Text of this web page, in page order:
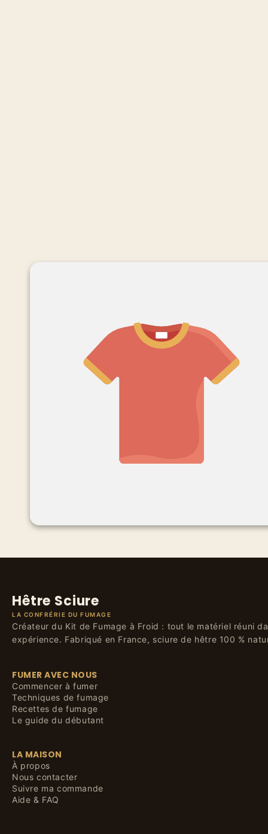
Hêtre Sciure
LA CONFRÉRIE DU FUMAGE
Créateur du Kit de Fumage à Froid : tout le matériel réuni
expérience. Fabriqué en France, sciure de hêtre 100 %
FUMER AVEC NOUS
Commencer à fumer
Techniques de fumage
Recettes de fumage
Le guide du débutant
LA MAISON
À propos
Nous contacter
Suivre ma commande
Aide & FAQ